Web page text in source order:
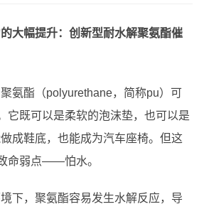
大幅提升：创新型耐水解聚氨酯催
氨酯（polyurethane，简称pu）可
它既可以是柔软的泡沫垫，也可以是
成鞋底，也能成为汽车座椅。但这
命弱点——怕水。
下，聚氨酯容易发生水解反应，导